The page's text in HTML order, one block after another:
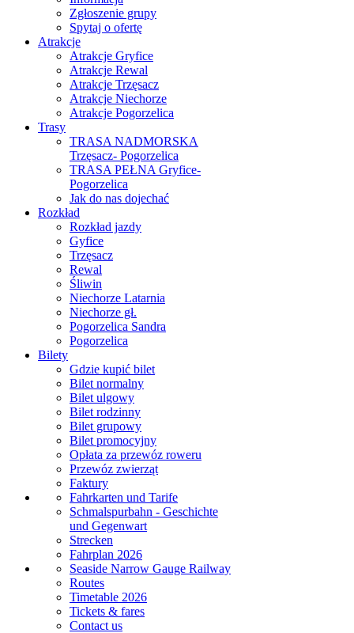
Zgłoszenie grupy
Spytaj o ofertę
Atrakcje
Atrakcje Gryfice
Atrakcje Rewal
Atrakcje Trzęsacz
Atrakcje Niechorze
Atrakcje Pogorzelica
Trasy
TRASA NADMORSKA
Trzęsacz- Pogorzelica
TRASA PEŁNA Gryfice-
Pogorzelica
Jak do nas dojechać
Rozkład
Rozkład jazdy
Gyfice
Trzęsacz
Rewal
Śliwin
Niechorze Latarnia
Niechorze gł.
Pogorzelica Sandra
Pogorzelica
Bilety
Gdzie kupić bilet
Bilet normalny
Bilet ulgowy
Bilet rodzinny
Bilet grupowy
Bilet promocyjny
Opłata za przewóz roweru
Przewóz zwierząt
Faktury
Fahrkarten und Tarife
Schmalspurbahn - Geschichte
und Gegenwart
Strecken
Fahrplan 2026
Seaside Narrow Gauge Railway
Routes
Timetable 2026
Tickets & fares
Contact us